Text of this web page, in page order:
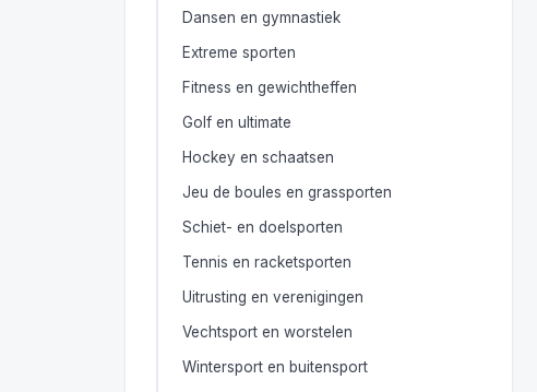
Dansen en gymnastiek
Extreme sporten
Fitness en gewichtheffen
Golf en ultimate
Hockey en schaatsen
Jeu de boules en grassporten
Schiet- en doelsporten
Tennis en racketsporten
Uitrusting en verenigingen
Vechtsport en worstelen
Wintersport en buitensport